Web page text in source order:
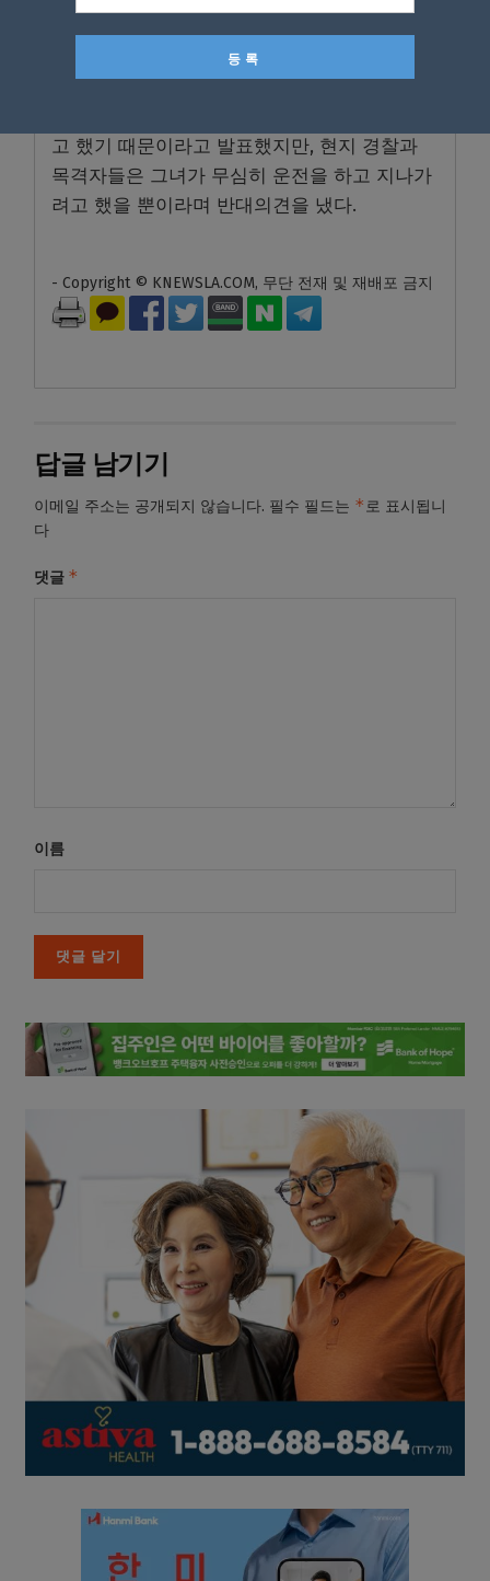
37세의 미국 시민 르네 굿이 단속 지역에서 서
서히 운전 중에 연방 단속요원에게 머리를 총으
고 했기 때문이라고 발표했지만, 현지 경찰과
목격자들은 그녀가 무심히 운전을 하고 지나가
려고 했을 뿐이라며 반대의견을 냈다.
- Copyright © KNEWSLA.COM, 무단 전재 및 재배포 금지
답글 남기기
이메일 주소는 공개되지 않습니다. 필수 필드는 *로 표시됩니
다
댓글 *
이름